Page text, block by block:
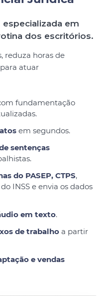
especializada em
dos escritórios.
reduza horas de
atuar
fundamentação
em segundos.
sentenças
do PASEP, CTPS,
INSS e envia os dados
em texto.
de trabalhoa partir
e vendas